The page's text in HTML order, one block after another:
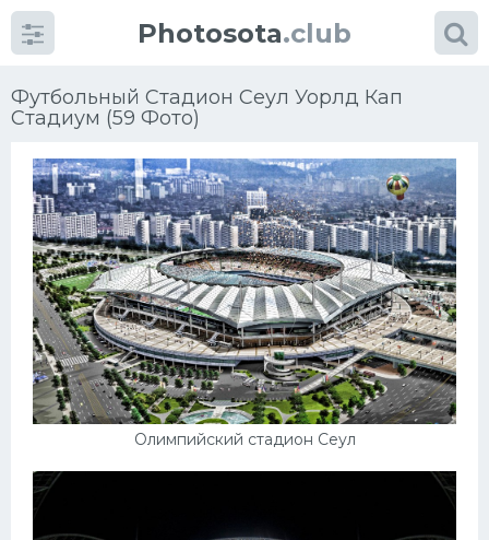
Photosota.club
Футбольный Стадион Сеул Уорлд Кап
Стадиум (59 Фото)
Олимпийский стадион Сеул
КатегорииФото
Еще картинки...
Футбол
Баскетбол
Велогонки